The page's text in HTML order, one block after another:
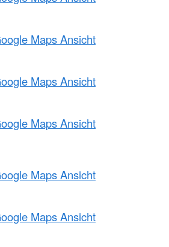
Maps Ansicht
Maps Ansicht
Maps Ansicht
Maps Ansicht
Maps Ansicht